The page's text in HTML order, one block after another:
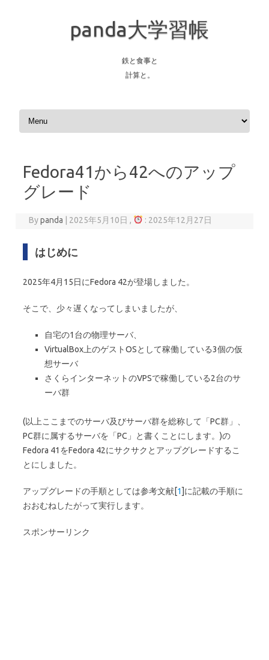
panda大学習帳
鉄と食事と
計算と。
Skip to content
Fedora41から42へのアップ
グレード
Bypanda 2025年5月10日 , : 2025年12月27日
はじめに
2025年4月15日にFedora 42が登場しました。
そこで、少々遅くなってしまいましたが、
自宅の1台の物理サーバ、
VirtualBox上のゲストOSとして稼働している3個の仮
想サーバ
さくらインターネットのVPSで稼働している2台のサ
ーバ群
(以上ここまでのサーバ及びサーバ群を総称して「PC群」、
PC群に属するサーバを「PC」と書くことにします。)の
Fedora 41をFedora 42にサクサクとアップグレードするこ
とにしました。
アップグレードの手順としては参考文献[1]に記載の手順に
おおむねしたがって実行します。
スポンサーリンク